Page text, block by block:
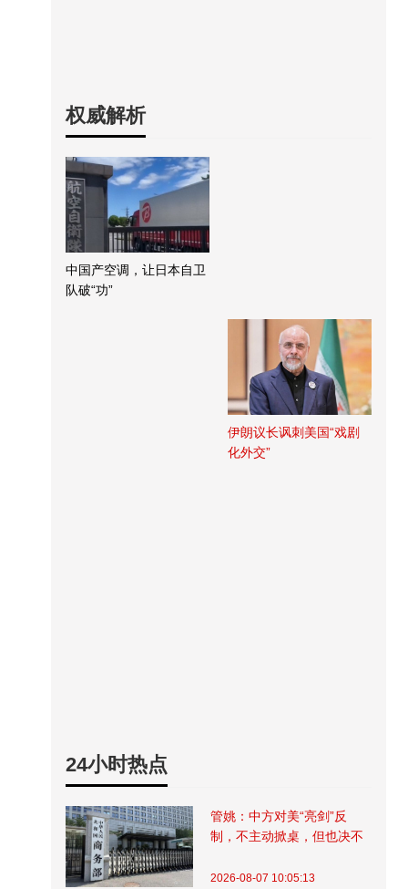
权威解析
中国产空调，让日本自卫
队破“功”
伊朗议长讽刺美国“戏剧
化外交”
24小时热点
管姚：中方对美“亮剑”反
制，不主动掀桌，但也决不
2026-08-07 10:05:13